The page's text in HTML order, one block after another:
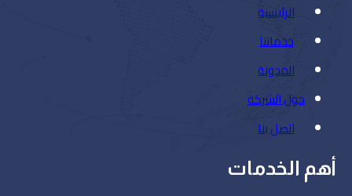
الرئيسية
خدماتنا
المدونة
حول الشركة
اتصل بنا
أهم الخدمات